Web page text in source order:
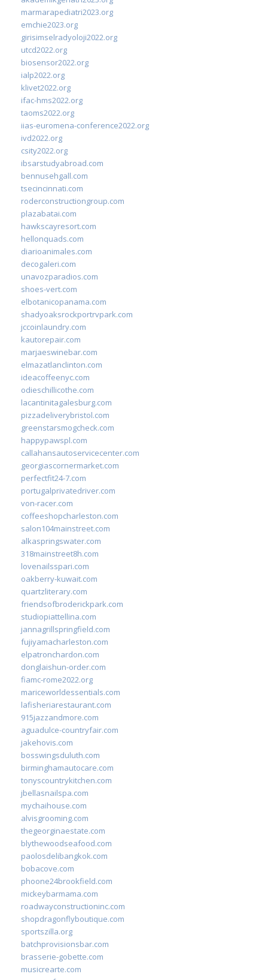
marmarapediatri2023.org
emchie2023.org
girisimselradyoloji2022.org
utcd2022.org
biosensor2022.org
ialp2022.org
klivet2022.org
ifac-hms2022.org
taoms2022.org
iias-euromena-conference2022.org
ivd2022.org
csity2022.org
ibsarstudyabroad.com
bennusehgall.com
tsecincinnati.com
roderconstructiongroup.com
plazabatai.com
hawkscayresort.com
hellonquads.com
diarioanimales.com
decogaleri.com
unavozparadios.com
shoes-vert.com
elbotanicopanama.com
shadyoaksrockportrvpark.com
jccoinlaundry.com
kautorepair.com
marjaeswinebar.com
elmazatlanclinton.com
ideacoffeenyc.com
odieschillicothe.com
lacantinitagalesburg.com
pizzadeliverybristol.com
greenstarsmogcheck.com
happypawspl.com
callahansautoservicecenter.com
georgiascornermarket.com
perfectfit24-7.com
portugalprivatedriver.com
von-racer.com
coffeeshopcharleston.com
salon104mainstreet.com
alkaspringswater.com
318mainstreet8h.com
lovenailsspari.com
oakberry-kuwait.com
quartzliterary.com
friendsofbroderickpark.com
studiopiattellina.com
jannagrillspringfield.com
fujiyamacharleston.com
elpatronchardon.com
donglaishun-order.com
fiamc-rome2022.org
mariceworldessentials.com
lafisheriarestaurant.com
915jazzandmore.com
aguadulce-countryfair.com
jakehovis.com
bosswingsduluth.com
birminghamautocare.com
tonyscountrykitchen.com
jbellasnailspa.com
mychaihouse.com
alvisgrooming.com
thegeorginaestate.com
blythewoodseafood.com
paolosdelibangkok.com
bobacove.com
phoone24brookfield.com
mickeybarmama.com
roadwayconstructioninc.com
shopdragonflyboutique.com
sportszilla.org
batchprovisionsbar.com
brasserie-gobette.com
musicrearte.com